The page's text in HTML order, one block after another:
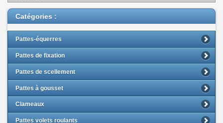
Catégories :
Pattes-équerres
Pattes de fixation
Pattes de scellement
Pattes à gousset
Clameaux
Pattes volets roulants